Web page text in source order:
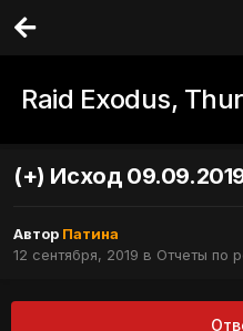
Raid Exodus,
(+) Исход
Автор Патина
12 сентября, 2019 в Отчеты по